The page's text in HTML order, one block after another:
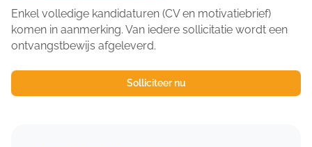
Enkel volledige kandidaturen (CV en motivatiebrief)
komen in aanmerking. Van iedere sollicitatie wordt een
ontvangstbewijs afgeleverd.
Solliciteer nu